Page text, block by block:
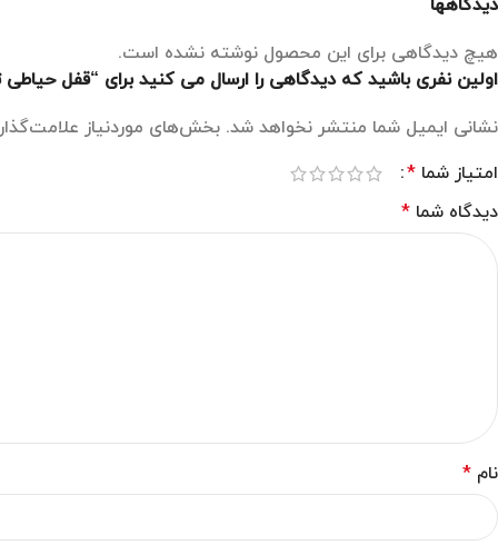
دیدگاهها
هیچ دیدگاهی برای این محصول نوشته نشده است.
اولین نفری باشید که دیدگاهی را ارسال می کنید برای “قفل حیاطی
نشانی ایمیل شما منتشر نخواهد شد. بخش‌های موردنیاز
امتیاز شما *
دیدگاه شما *
نام *